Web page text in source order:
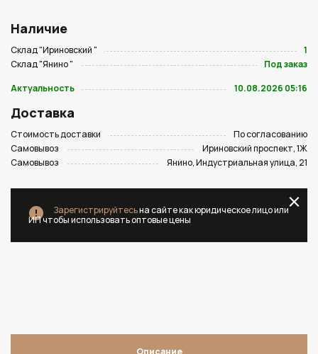
Наличие
Склад "Ириновский "
1
Склад "Янино "
Под заказ
Актуальность
10.08.2026 05:16
Доставка
Стоимость доставки
По согласованию
Самовывоз
Ириновский проспект, 1Ж
Самовывоз
Янино, Индустриальная улица, 21
Зарегистрируйтесьна сайте как юридическое лицо или
ИП чтобы использовать оптовые цены
Описание